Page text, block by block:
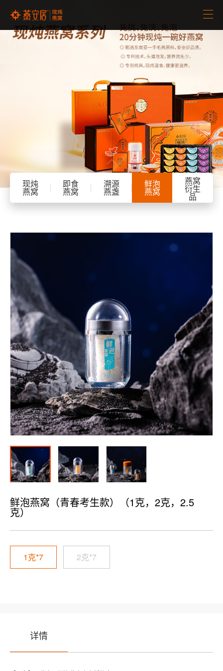
品牌介绍
新闻中心
产品中心
客服中心


现炖
燕窝
即食
燕窝
溯源
燕盏
鲜泡
燕窝
燕窝
衍生
品
鲜泡燕窝（青春考生款）（1克，2克，2.5
克）
1克*7 2克*7
详情